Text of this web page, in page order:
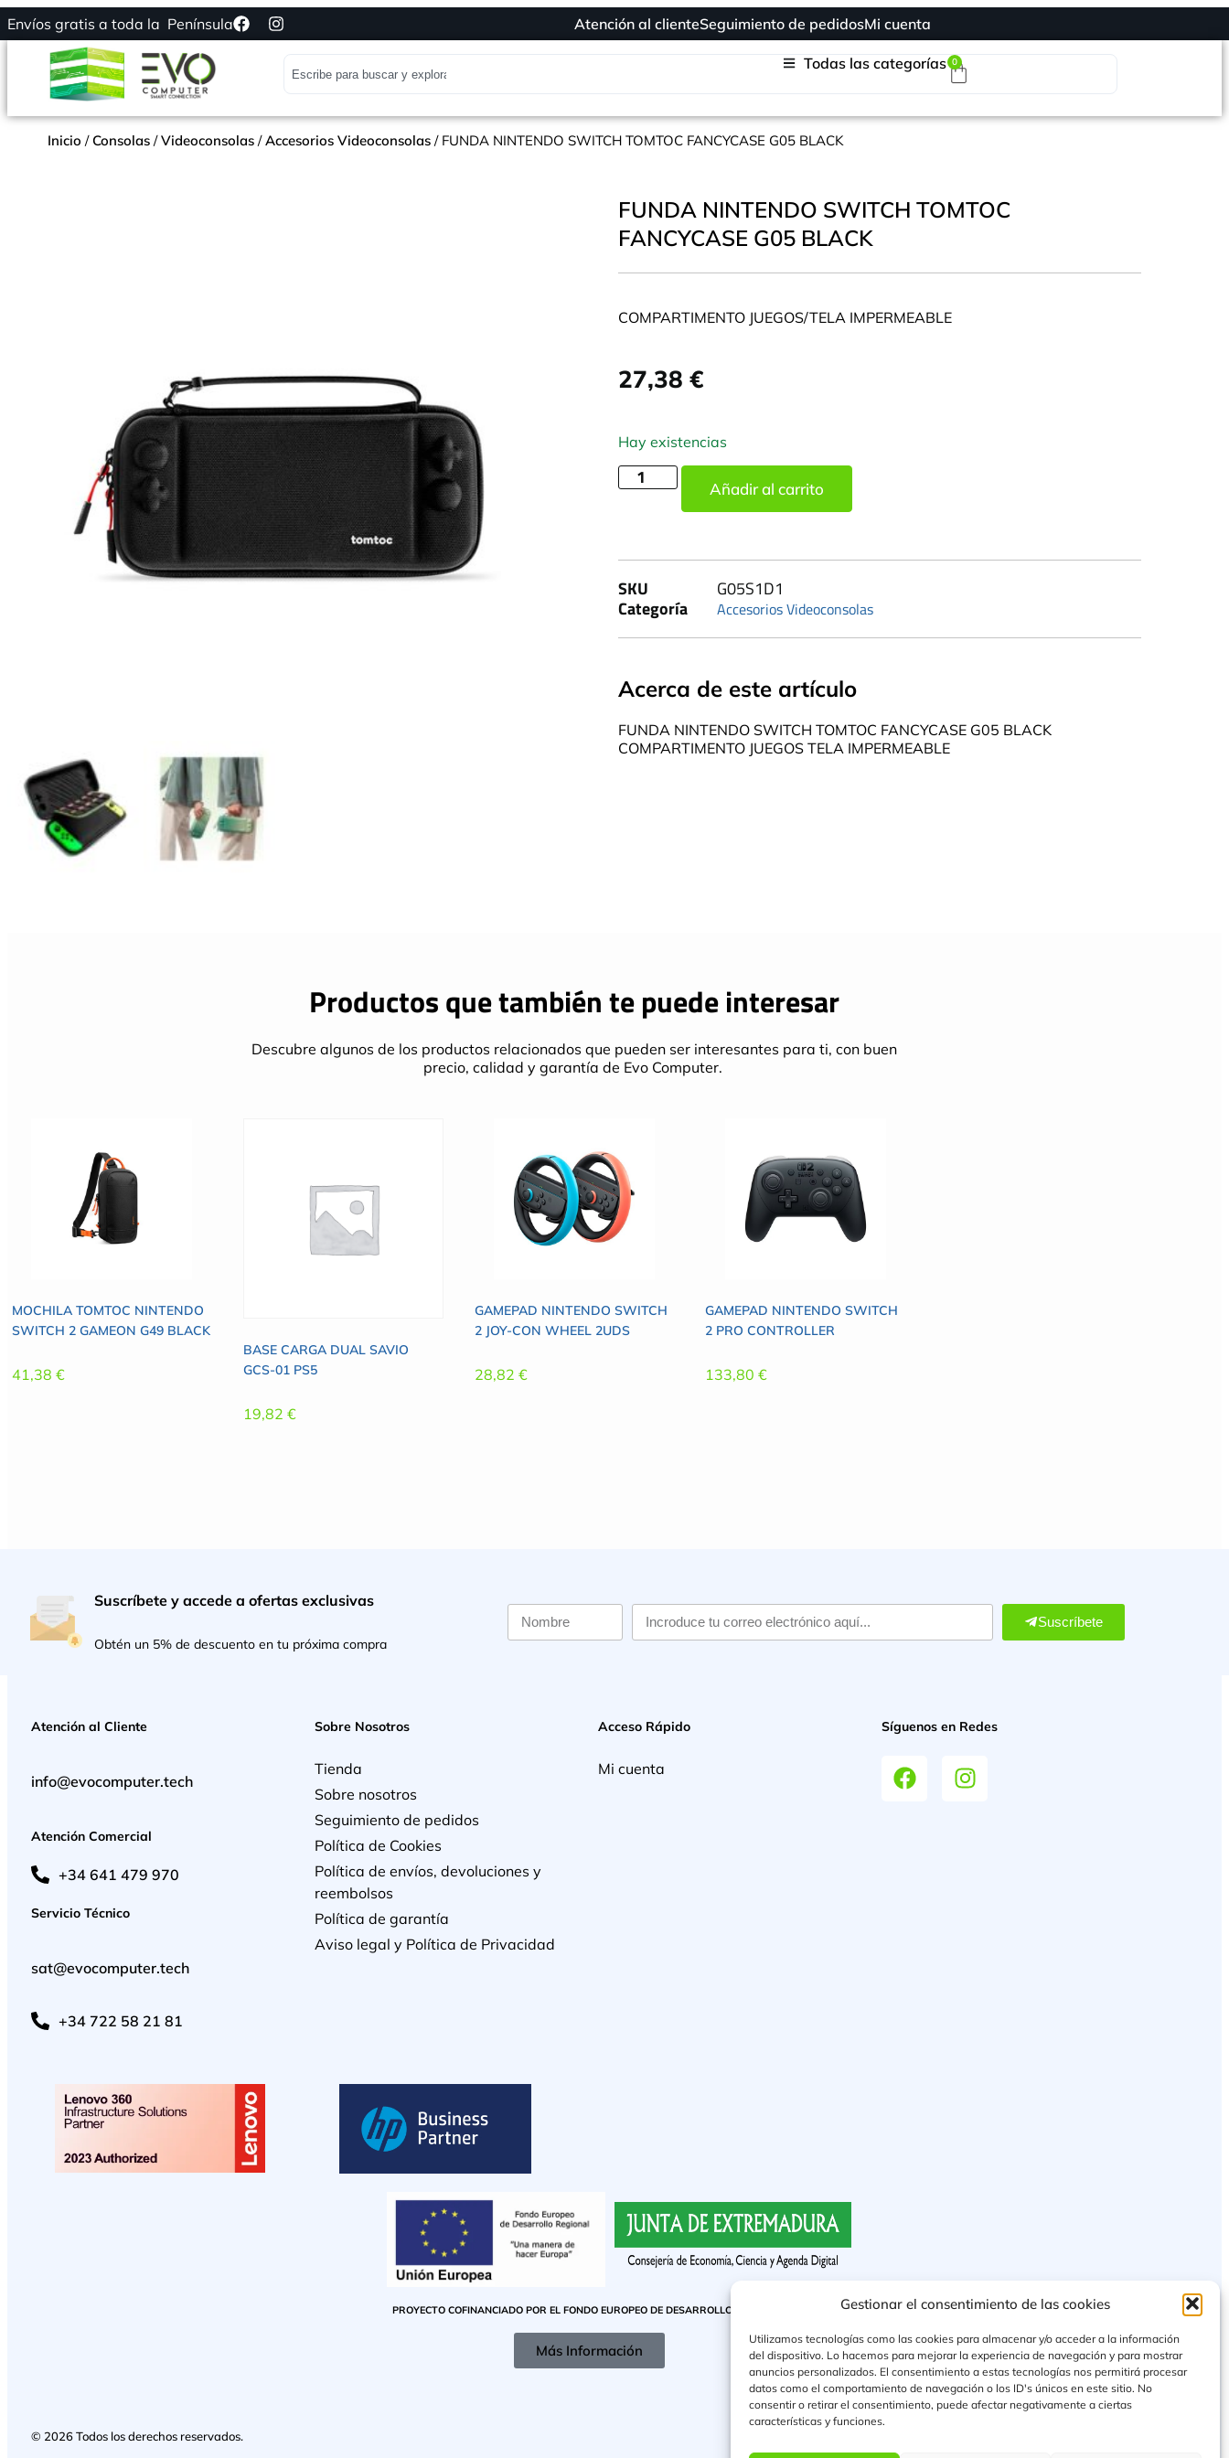
Gestionar el consentimiento de las cookies
Utilizamos tecnologías como las cookies para almacenar y/o acceder a la información
del dispositivo. Lo hacemos para mejorar la experiencia de navegación y para mostrar
anuncios personalizados. El consentimiento a estas tecnologías nos permitirá procesar
datos como el comportamiento de navegación o los ID's únicos en este sitio. No
consentir o retirar el consentimiento, puede afectar negativamente a ciertas
características y funciones.
Envíos gratis a toda la Península Atención al clienteSeguimiento de pedidosMi cuenta
Todas las categorías 0
Inicio /Consolas /Videoconsolas /Accesorios Videoconsolas / FUNDA NINTENDO SWITCH TOMTOC FANCYCASE G05 BLACK
FUNDA NINTENDO SWITCH TOMTOC
FANCYCASE G05 BLACK
COMPARTIMENTO JUEGOS/TELA IMPERMEABLE
27,38 €
Hay existencias
Añadir al carrito
SKU
G05S1D1
Categoría
Accesorios Videoconsolas
Acerca de este artículo
FUNDA NINTENDO SWITCH TOMTOC FANCYCASE G05 BLACK
COMPARTIMENTO JUEGOS TELA IMPERMEABLE
Productos que también te puede interesar
Descubre algunos de los productos relacionados que pueden ser interesantes para ti, con buen
precio, calidad y garantía de Evo Computer.
MOCHILA TOMTOC NINTENDO
SWITCH 2 GAMEON G49 BLACK
41,38 €
BASE CARGA DUAL SAVIO
GCS-01 PS5
19,82 €
GAMEPAD NINTENDO SWITCH
2 JOY-CON WHEEL 2UDS
28,82 €
GAMEPAD NINTENDO SWITCH
2 PRO CONTROLLER
133,80€
Suscríbete y accede a ofertas exclusivas
Obtén un 5% de descuento en tu próxima compra
Suscríbete
Atención al Cliente
info@evocomputer.tech
Atención Comercial
+34 641 479 970
Servicio Técnico
sat@evocomputer.tech
+34 722 58 21 81
Sobre Nosotros
Tienda
Sobre nosotros
Seguimiento de pedidos
Política de Cookies
Política de envíos, devoluciones y
reembolsos
Política de garantía
Aviso legal y Política de Privacidad
Acceso Rápido
Mi cuenta
Síguenos en Redes
PROYECTO COFINANCIADO POR EL FONDO EUROPEO DE DESARROLLO REGIONAL
Más Información
© 2026 Todos los derechos reservados.